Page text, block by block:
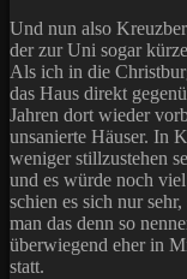
Und nun also
der zur Uni sogar
Als ich in die
das Haus direkt
Jahren dort wieder
unsanierte Häuser. In
weniger stillzustehen
und es würde noch
schien es sich nur
man das denn so
überwiegend eher in
statt.